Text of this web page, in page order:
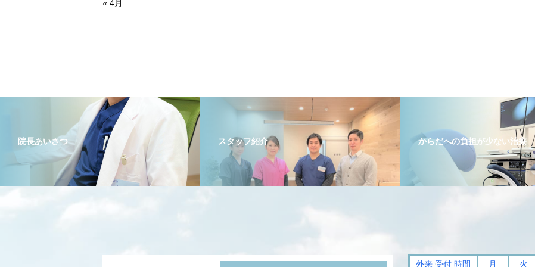
« 4月
院長あいさつ スタッフ紹介 からだへの負担が少ない治療
外来 受付 時間 月 火